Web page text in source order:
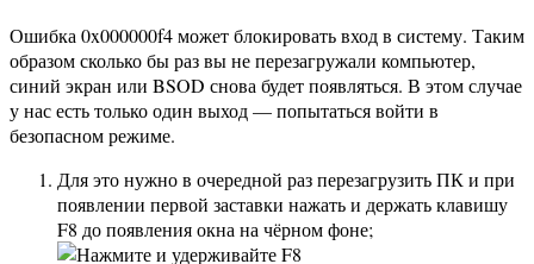
Ошибка 0x000000f4 может блокировать вход в систему. Таким
образом сколько бы раз вы не перезагружали компьютер,
синий экран или BSOD снова будет появляться. В этом случае
у нас есть только один выход — попытаться войти в
безопасном режиме.
Для это нужно в очередной раз перезагрузить ПК и при
появлении первой заставки нажать и держать клавишу
F8 до появления окна на чёрном фоне;